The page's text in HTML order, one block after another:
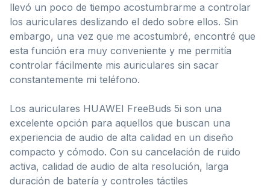
llevó un poco de tiempo acostumbrarme a controlar
los auriculares deslizando el dedo sobre ellos. Sin
embargo, una vez que me acostumbré, encontré que
esta función era muy conveniente y me permitía
controlar fácilmente mis auriculares sin sacar
constantemente mi teléfono.
Los auriculares HUAWEI FreeBuds 5i son una
excelente opción para aquellos que buscan una
experiencia de audio de alta calidad en un diseño
compacto y cómodo. Con su cancelación de ruido
activa, calidad de audio de alta resolución, larga
duración de batería y controles táctiles